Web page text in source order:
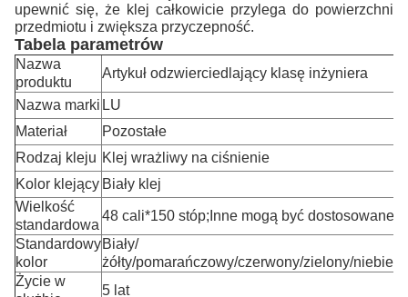
upewnić się, że klej całkowicie przylega do powierzchni
przedmiotu i zwiększa przyczepność.
Tabela parametrów
Nazwa
produktu
Artykuł odzwierciedlający klasę inżyniera
Nazwa marki LU
Materiał
Pozostałe
Rodzaj kleju Klej wrażliwy na ciśnienie
Kolor klejący Biały klej
Wielkość
standardowa
48 cali*150 stóp;Inne mogą być dostosowane
Standardowy
kolor
Biały/
żółty/pomarańczowy/czerwony/zielony/
Życie w
5 lat